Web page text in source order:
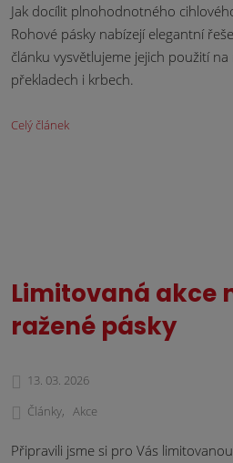
Jak docílit plnohodnotného
Rohové pásky nabízejí elegantní
článku vysvětlujeme jejich použití
překladech i krbech.
Celý článek
Limitovaná akce
ražené pásky
13. 03. 2026
Články
Akce
Připravili jsme si pro Vás